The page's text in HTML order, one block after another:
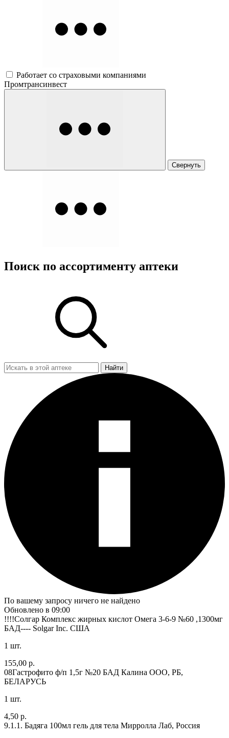
Работает со страховыми компаниями
Промтрансинвест
Свернуть
Поиск по ассортименту аптеки
Найти
По вашему запросу ничего не найдено
Обновлено в 09:00
!!!!Солгар Комплекс жирных кислот Омега 3-6-9 №60 ,1300мг
БАД---- Solgar Inc. США
1 шт.
155,00 р.
08Гастрофито ф/п 1,5г №20 БАД Калина ООО, РБ,
БЕЛАРУСЬ
1 шт.
4,50 р.
9.1.1. Бадяга 100мл гель для тела Мирролла Лаб, Россия